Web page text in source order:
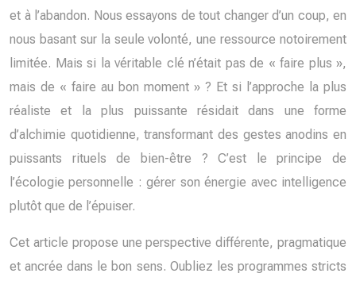
et à l’abandon. Nous essayons de tout changer d’un coup, en
nous basant sur la seule volonté, une ressource notoirement
limitée. Mais si la véritable clé n’était pas de « faire plus »,
mais de « faire au bon moment » ? Et si l’approche la plus
réaliste et la plus puissante résidait dans une forme
d’alchimie quotidienne, transformant des gestes anodins en
puissants rituels de bien-être ? C’est le principe de
l’écologie personnelle : gérer son énergie avec intelligence
plutôt que de l’épuiser.
Cet article propose une perspective différente, pragmatique
et ancrée dans le bon sens. Oubliez les programmes stricts